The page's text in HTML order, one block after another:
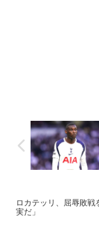
ロカテッリ、屈辱敗戦
実だ」